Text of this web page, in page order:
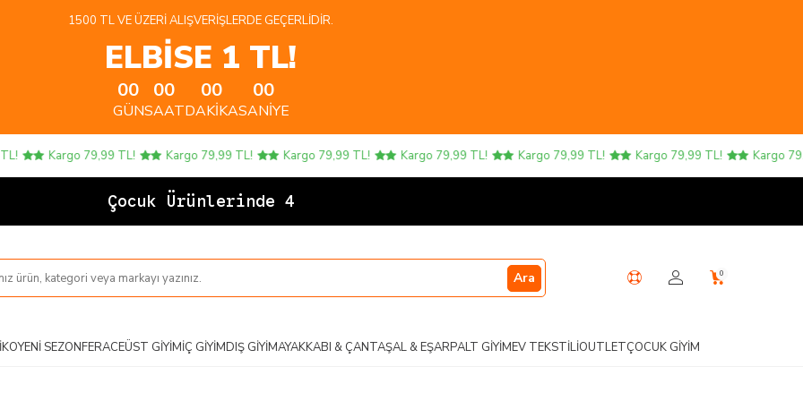
1500 TL VE ÜZERI ALIŞVERIŞLERDE GEÇERLIDIR.
ELBİSE 1 TL!
00
GÜN
00
SAAT
00
DAKIKA
00
SANIYE
Kargo 79,99 TL! Kargo 79,99 TL! Kargo 79,99 TL! Kargo 79,99 TL! Kargo 79,99 TL! Kargo 79,99 TL! Kargo
Çocuk Ürünlerinde 4 AL 3
Ara 0
YENI SEZONFERACEÜST GIYIMİÇ GIYIMDIŞ GIYIMAYAKKABI & ÇANTAŞAL & EŞARPALT GIYIMEV TEKSTILIOUTLETÇOCUK GIYIM